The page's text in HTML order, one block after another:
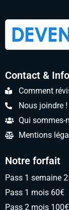
Contact &
Comment
Nous joindre !
Qui sommes-
Mentions
Notre forfait
Pass 1 semaine
Pass 1 mois 60€
Pass 2 mois 100€